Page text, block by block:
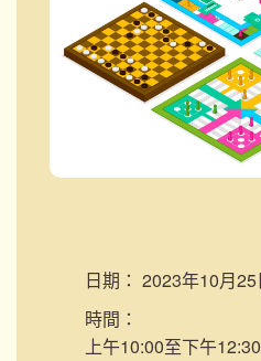
日期： 2023年10月
時間：
上午10:00至下午12:30